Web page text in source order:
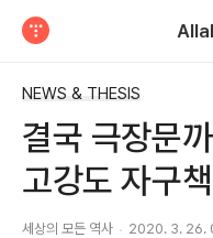
NEWS & THESIS
결국 극장문
고강도 자구책
세상의 모든 역사 2020. 3. 26.